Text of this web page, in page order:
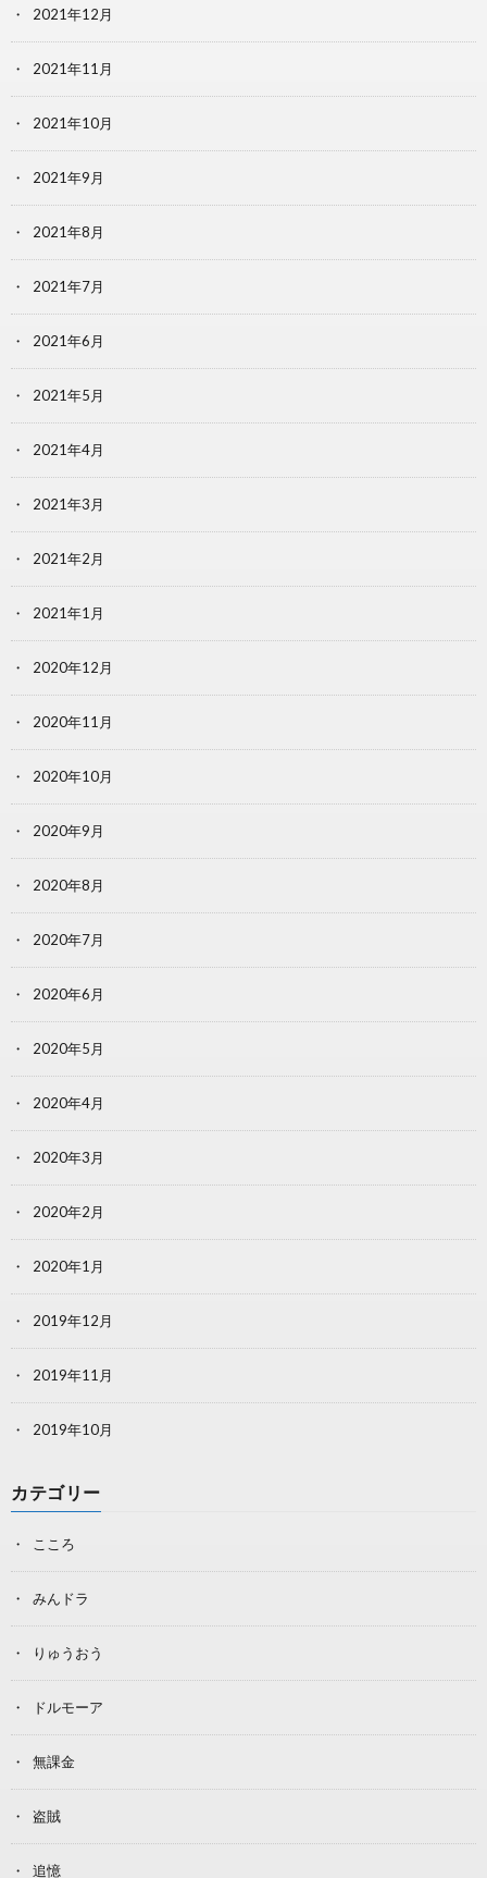
2021年12月
2021年11月
2021年10月
2021年9月
2021年8月
2021年7月
2021年6月
2021年5月
2021年4月
2021年3月
2021年2月
2021年1月
2020年12月
2020年11月
2020年10月
2020年9月
2020年8月
2020年7月
2020年6月
2020年5月
2020年4月
2020年3月
2020年2月
2020年1月
2019年12月
2019年11月
2019年10月
カテゴリー
こころ
みんドラ
りゅうおう
ドルモーア
無課金
盗賊
追憶